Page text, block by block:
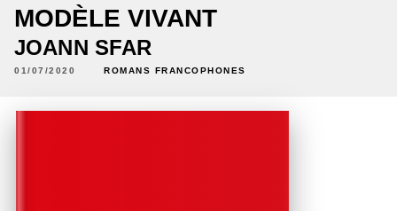
MODÈLE VIVANT
JOANN SFAR
01/07/2020 ROMANS FRANCOPHONES